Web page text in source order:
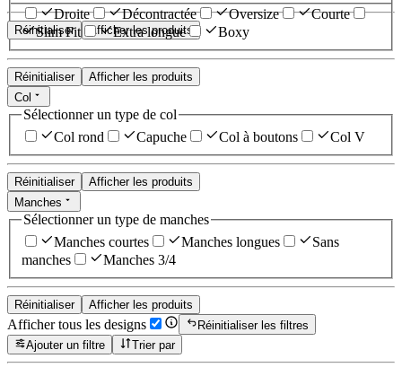
Réinitialiser Afficher les produits
Droite
Décontractée Oversize
Courte
Slim Fit
Extra longue Boxy
Réinitialiser
Afficher les produits
Col
Sélectionner un type de col
Col rond
Capuche Col à boutons Col V
Réinitialiser
Afficher les produits
Manches
Sélectionner un type de manches
Manches courtes
Manches longues
Sans
manches
Manches 3/4
Réinitialiser Afficher les produits
Afficher tous les designs
Réinitialiser les filtres
Ajouter un filtre
Trier par